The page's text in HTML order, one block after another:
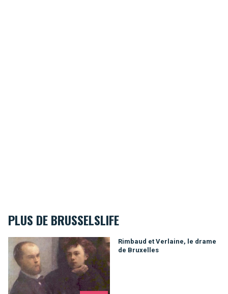
PLUS DE BRUSSELSLIFE
Rimbaud et Verlaine, le drame
de Bruxelles
Rimbaud et Verlaine, le drame de Bruxelles